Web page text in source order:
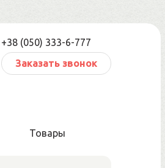
+38 (050) 333-6-777
Заказать звонок
Товары